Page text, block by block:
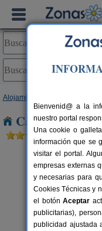
Alojamientos
Casas
El
Bienvenid@ a la
nuestro portal
Una cookie o
información que se
visitar el portal.
empresas externas
y necesarias para
Cookies Técnicas y
el botónAceptar
publicitarias),
publicidad ajustada